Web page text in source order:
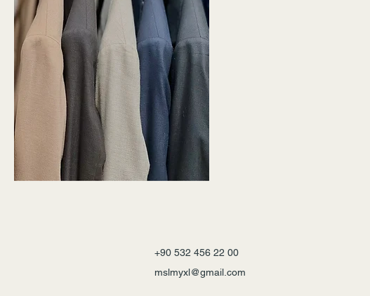
+90 532 456 22 00
mslmyxl@gmail.com